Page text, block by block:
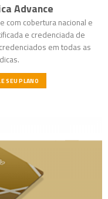
Advance
com cobertura nacional e
e credenciada de
em todas as
SEU PLANO